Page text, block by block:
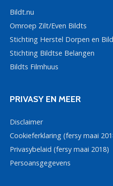
Bildt.nu
Omroep Zilt/Even Bildts
Stichting Herstel Dorpen en
Stichting Bildtse Belangen
Bildts Filmhuus
PRIVASY EN MEER
Disclaimer
Cookieferklaring (fersy maai
Privasybelaid (fersy maai 2018)
Persoansgegevens